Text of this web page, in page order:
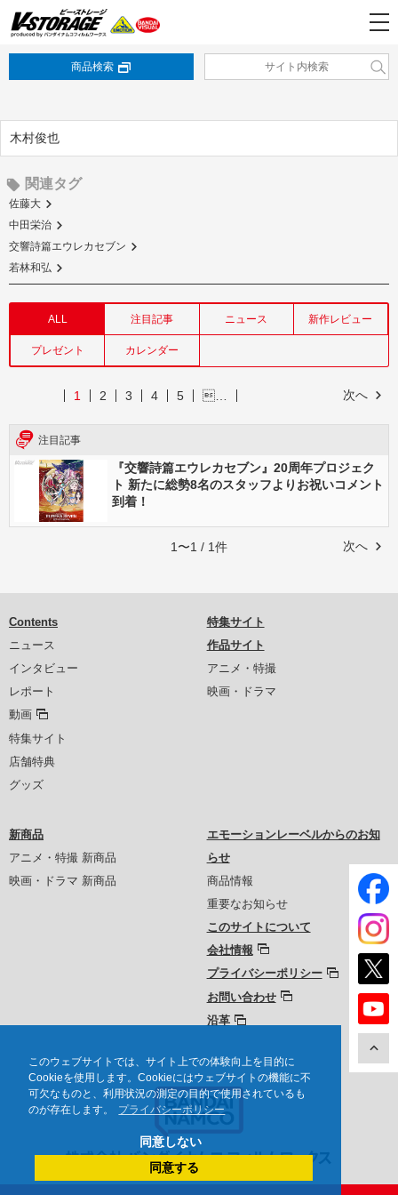
このウェブサイトでは、サイト上での体験向上を目的に
Cookieを使用します。Cookieにはウェブサイトの機能に不
可欠なものと、利用状況の測定の目的で使用されているも
のが存在します。
プライバシーポリシー
同意しない
同意する
商品検索
木村俊也
関連タグ
佐藤大
中田栄治
交響詩篇エウレカセブン
若林和弘
ALL 注目記事 ニュース 新作レビュー
プレゼント カレンダー
次へ
1 2 3 4 5 …
注目記事
『交響詩篇エウレカセブン』20周年プロジェク
ト 新たに総勢8名のスタッフよりお祝いコメント
到着！
次へ
1〜1 / 1件
Contents
ニュース
インタビュー
レポート
動画
特集サイト
店舗特典
グッズ
特集サイト
作品サイト
アニメ・特撮
映画・ドラマ
新商品
アニメ・特撮 新商品
映画・ドラマ 新商品
エモーションレーベルからのお知
らせ
商品情報
重要なお知らせ
このサイトについて
会社情報
プライバシーポリシー
お問い合わせ
沿革